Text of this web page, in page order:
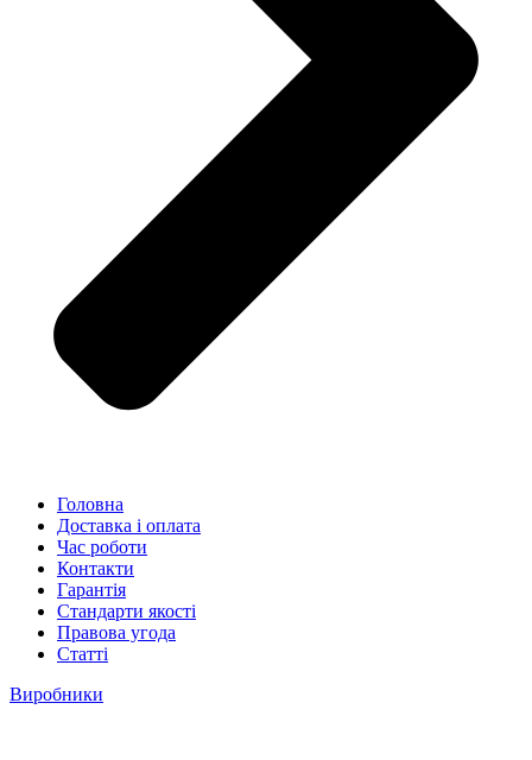
Головна
Доставка і оплата
Час роботи
Контакти
Гарантія
Стандарти якості
Правова угода
Статті
Виробники